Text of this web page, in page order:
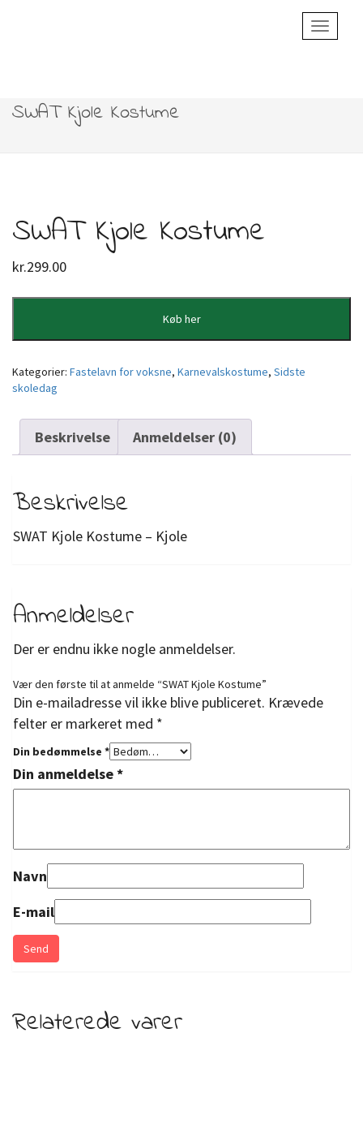
Toggle
SWAT Kjole Kostume
SWAT Kjole Kostume
kr.299.00
Køb her
Kategorier: Fastelavn for voksne, Karnevalskostume, Sidste
skoledag
Beskrivelse Anmeldelser (0)
Beskrivelse
SWAT Kjole Kostume – Kjole
Anmeldelser
Der er endnu ikke nogle anmeldelser.
Vær den første til at anmelde “SWAT Kjole Kostume”
Din e-mailadresse vil ikke blive publiceret. Krævede
felter er markeret med *
Din bedømmelse *
Din anmeldelse*
Navn
E-mail
Relaterede varer